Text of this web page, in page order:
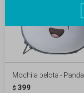
Mochila pelota - Panda
$ 399